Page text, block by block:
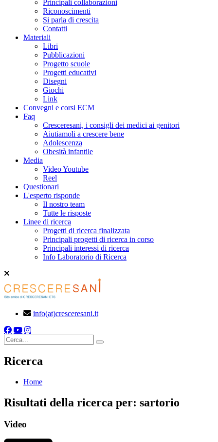
Principali collaborazioni
Riconoscimenti
Si parla di crescita
Contatti
Materiali
Libri
Pubblicazioni
Progetto scuole
Progetti educativi
Disegni
Giochi
Link
Convegni e corsi ECM
Faq
Cresceresani, i consigli dei medici ai genitori
Aiutiamoli a crescere bene
Adolescenza
Obesità infantile
Media
Video Youtube
Reel
Questionari
L'esperto risponde
Il nostro team
Tutte le risposte
Linee di ricerca
Progetti di ricerca finalizzata
Principali progetti di ricerca in corso
Principali interessi di ricerca
Info Laboratorio di Ricerca
info(at)cresceresani.it
Cerca
Ricerca
Home
Risultati della ricerca per: sartorio
Video